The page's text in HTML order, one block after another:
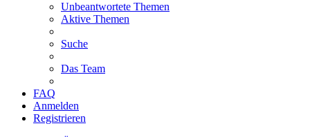
Unbeantwortete Themen
Aktive Themen
Suche
Das Team
FAQ
Anmelden
Registrieren